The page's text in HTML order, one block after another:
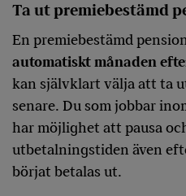
Ta ut premiebestämd
En premiebestämd
automatiskt månaden
kan självklart välja att ta
senare. Du som jobbar
har möjlighet att pausa
utbetalningstiden även
börjat betalas ut.